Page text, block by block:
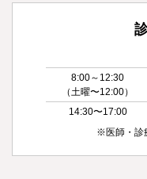
8:00～12:30
（土曜〜12:00）
14:30〜17:00
※医師・診